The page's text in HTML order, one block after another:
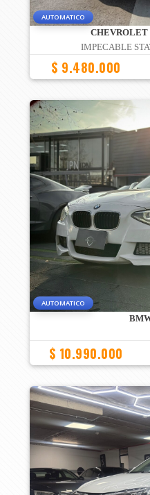
AUTOMATICO
CHEVROLET
IMPECABLE
$ 9.480.000
AUTOMATICO
$ 10.990.000